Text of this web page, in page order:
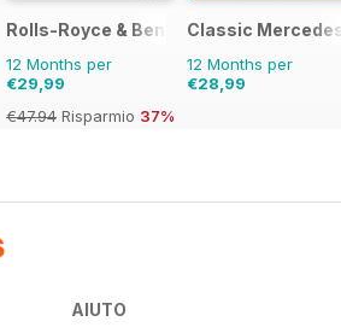
Rolls-Royce & Bentley Driver
12 Months per
€29,99
€47.94 Risparmio 37%
Classic
12 Months per
€28,99
AIUTO